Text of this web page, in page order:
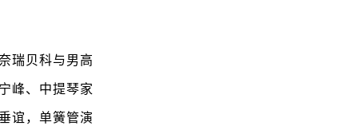
瑞贝科与男高
峰、中提琴家
谊，单簧管演